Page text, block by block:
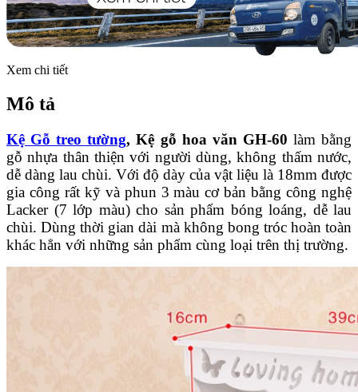
Xem chi tiết
Mô tả
Kệ Gỗ treo tường, Kệ gỗ hoa văn GH-60 làm bằng
gỗ nhựa thân thiện với người dùng, không thấm nước,
dễ dàng lau chùi. Với độ dày của vật liệu là 18mm được
gia công rất kỹ và phun 3 màu cơ bản bằng công nghệ
Lacker (7 lớp màu) cho sản phẩm bóng loáng, dễ lau
chùi. Dùng thời gian dài mà không bong tróc hoàn toàn
khác hẳn với những sản phẩm cùng loại trên thị trường.